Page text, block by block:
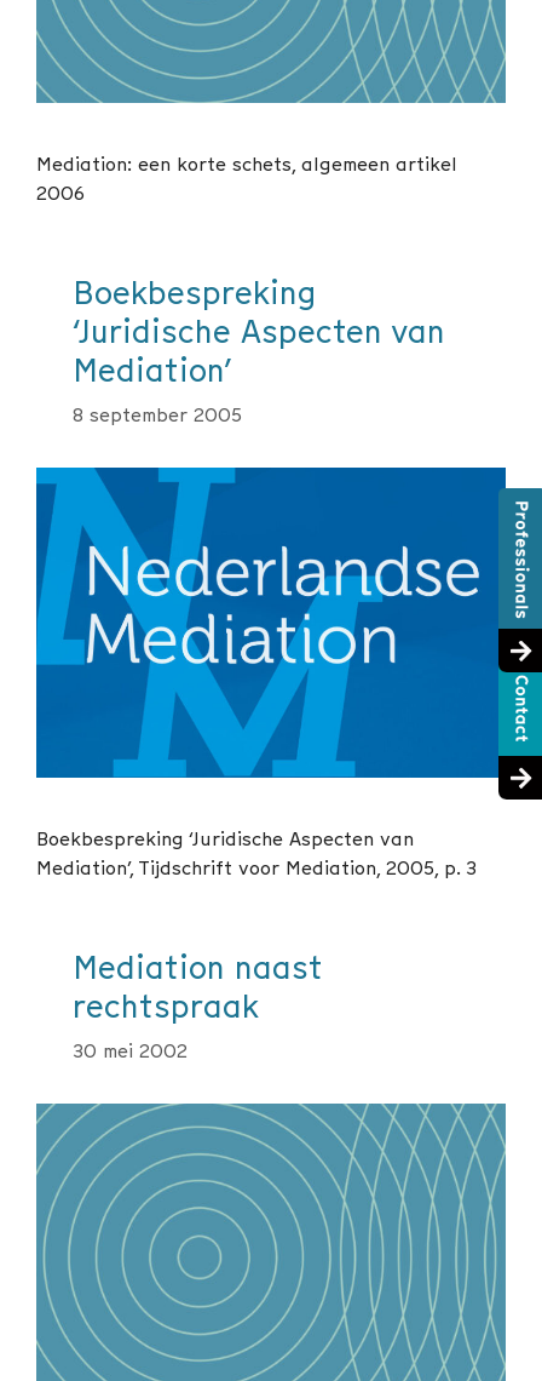
Mediation: een korte schets, algemeen artikel
2006
Boekbespreking
‘Juridische Aspecten van
Mediation’
8 september 2005
Boekbespreking ‘Juridische Aspecten van
Mediation’, Tijdschrift voor Mediation, 2005, p. 3
Mediation naast
rechtspraak
30 mei 2002